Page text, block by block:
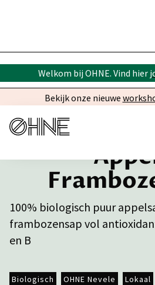
Welkom bij OHNE. Vind hier
Bekijk onze nieuwe
100% biologisch puur
frambozensap vol
en B
Biologisch OHNE Nevele Lokaal